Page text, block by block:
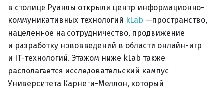
в столице Руанды открыли центр информационно-
коммуникативных технологий kLab —пространство,
нацеленное на сотрудничество, продвижение
и разработку нововведений в области онлайн-игр
и IT-технологий. Этажом ниже kLab также
располагается исследовательский кампус
Университета Карнеги-Меллон, который